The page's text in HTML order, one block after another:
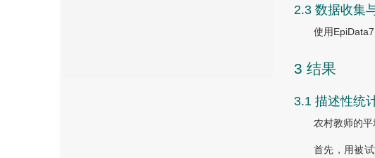
2.3 数据收集
使用
3 结果
3.1 描述性统
农村教师的
首先，用被